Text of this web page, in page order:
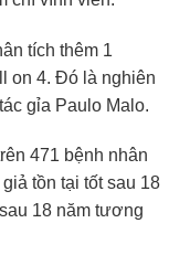
tích thêm 1
on 4. Đó là nghiên
gỉa Paulo Malo.
471 bệnh nhân
tồn tại tốt sau 18
18 năm tương